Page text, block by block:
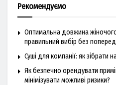
Рекомендуємо
Оптимальна довжина
правильний вибір без
Суші для компанії: як зібрати
Як безпечно орендувати
мінімізувати можливі ризики?